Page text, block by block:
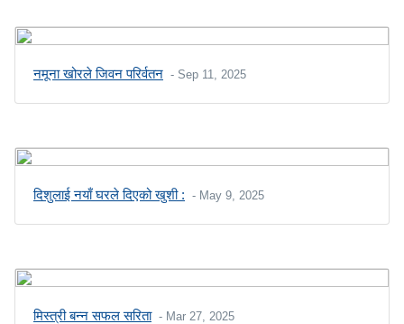
नमूना खोरले जिवन परिर्वतन - Sep 11, 2025
दिशुलाई नयाँ घरले दिएको खुशी : - May 9, 2025
मिस्त्री बन्न सफल सरिता - Mar 27, 2025